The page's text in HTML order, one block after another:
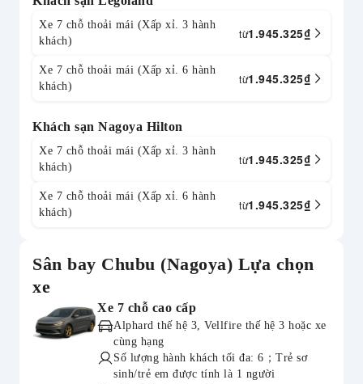
Xe 7 chỗ thoải mái (Xấp xỉ. 3 hành
khách)
₫
1.945.325
từ
Xe 7 chỗ thoải mái (Xấp xỉ. 6 hành
khách)
₫
1.945.325
từ
Khách sạn Nagoya Hilton
Xe 7 chỗ thoải mái (Xấp xỉ. 3 hành
khách)
₫
1.945.325
từ
Xe 7 chỗ thoải mái (Xấp xỉ. 6 hành
khách)
₫
1.945.325
từ
Sân bay Chubu (Nagoya) Lựa chọn
xe
Xe 7 chỗ cao cấp
Alphard thế hệ 3, Vellfire thế hệ 3 hoặc xe
cùng hạng
Số lượng hành khách tối đa: 6；Trẻ sơ
sinh/trẻ em được tính là 1 người